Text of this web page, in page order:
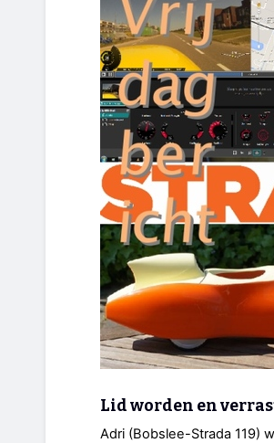
Lid worden en
Adri (Bobslee-Strada 119)